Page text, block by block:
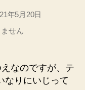
年5月20日
せん
なのですが、テ
なりにいじって